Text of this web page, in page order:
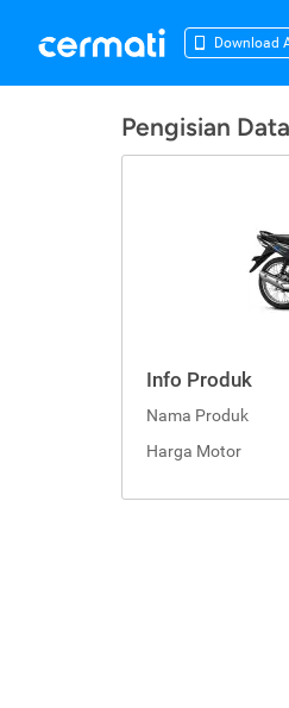
Download
Pengisian Data
Info Produk
Nama Produk
Harga Motor